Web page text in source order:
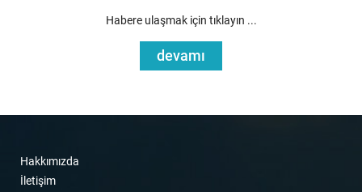
Habere ulaşmak için tıklayın ...
devamı
Hakkımızda
İletişim